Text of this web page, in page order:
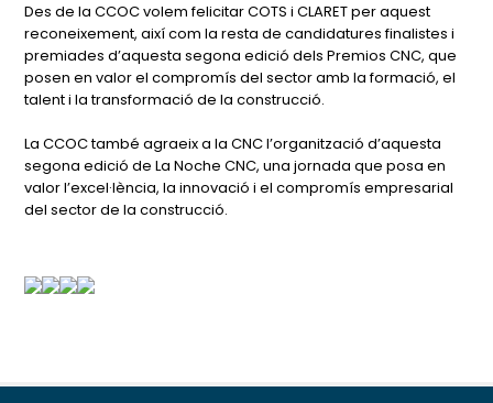
Des de la CCOC volem felicitar COTS i CLARET per aquest
reconeixement, així com la resta de candidatures finalistes i
premiades d’aquesta segona edició dels Premios CNC, que
posen en valor el compromís del sector amb la formació, el
talent i la transformació de la construcció.
La CCOC també agraeix a la CNC l’organització d’aquesta
segona edició de La Noche CNC, una jornada que posa en
valor l’excel·lència, la innovació i el compromís empresarial
del sector de la construcció.